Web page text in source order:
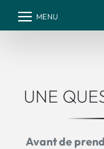
MENU
UNE
Avant de